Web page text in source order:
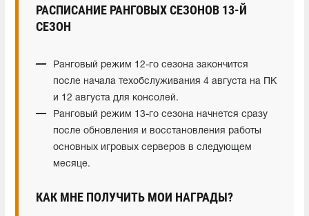
РАСПИСАНИЕ РАНГОВЫХ СЕЗОНОВ 13-Й
СЕЗОН
Ранговый режим 12-го сезона закончится
после начала техобслуживания 4 августа на ПК
и 12 августа для консолей.
Ранговый режим 13-го сезона начнется сразу
после обновления и восстановления работы
основных игровых серверов в следующем
месяце.
КАК МНЕ ПОЛУЧИТЬ МОИ НАГРАДЫ?